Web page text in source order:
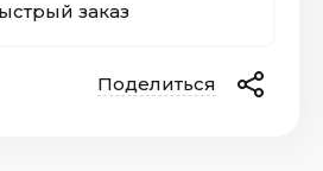
заказ
Поделиться